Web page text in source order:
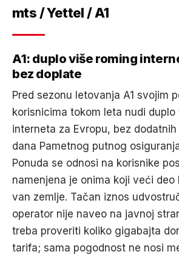
mts / Yettel / A1
A1: duplo više roming
bez doplate
Pred sezonu letovanja A1 svojim
korisnicima tokom leta nudi duplo
interneta za Evropu, bez
dana Pametnog putnog
Ponuda se odnosi na korisnike
namenjena je onima koji veći deo
van zemlje. Tačan iznos
operator nije naveo na javnoj
treba proveriti koliko gigabajta
tarifa; sama pogodnost ne nosi